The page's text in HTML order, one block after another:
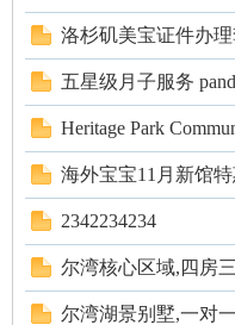
网
洛杉矶美宝证件办
五星级月子服务
Heritage Park
海外宝宝11月新馆
2342234234
尔湾核心区域,四房
尔湾湖景别墅,一对